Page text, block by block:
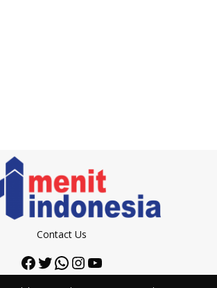
Contact Us
Facebook
Twitter
WhatsApp
Instagram
YouTube